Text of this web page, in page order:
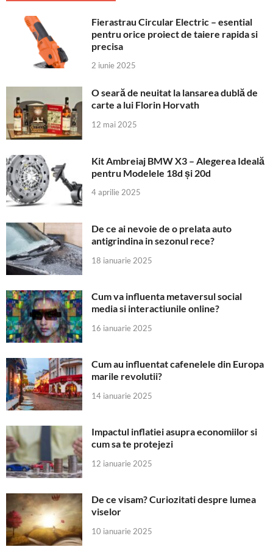
Fierastrau Circular Electric – esential
pentru orice proiect de taiere rapida si
precisa
2 iunie 2025
O seară de neuitat la lansarea dublă de
carte a lui Florin Horvath
12 mai 2025
Kit Ambreiaj BMW X3 – Alegerea Ideală
pentru Modelele 18d și 20d
4 aprilie 2025
De ce ai nevoie de o prelata auto
antigrindina in sezonul rece?
18 ianuarie 2025
Cum va influenta metaversul social
media si interactiunile online?
16 ianuarie 2025
Cum au influentat cafenelele din Europa
marile revolutii?
14 ianuarie 2025
Impactul inflatiei asupra economiilor si
cum sa te protejezi
12 ianuarie 2025
De ce visam? Curiozitati despre lumea
viselor
10 ianuarie 2025